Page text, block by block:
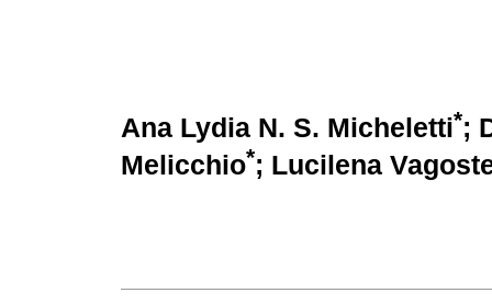
Ana Lydia N. S. Micheletti*;
Melicchio*; Lucilena